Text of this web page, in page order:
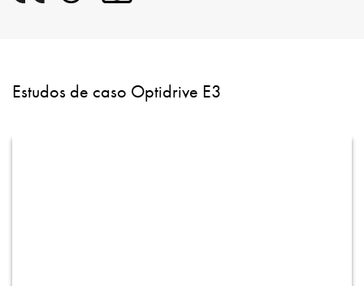
Estudos de caso Optidrive E3